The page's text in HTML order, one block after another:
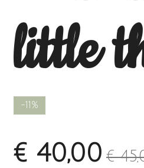
little
-11%
€ 40,00 €